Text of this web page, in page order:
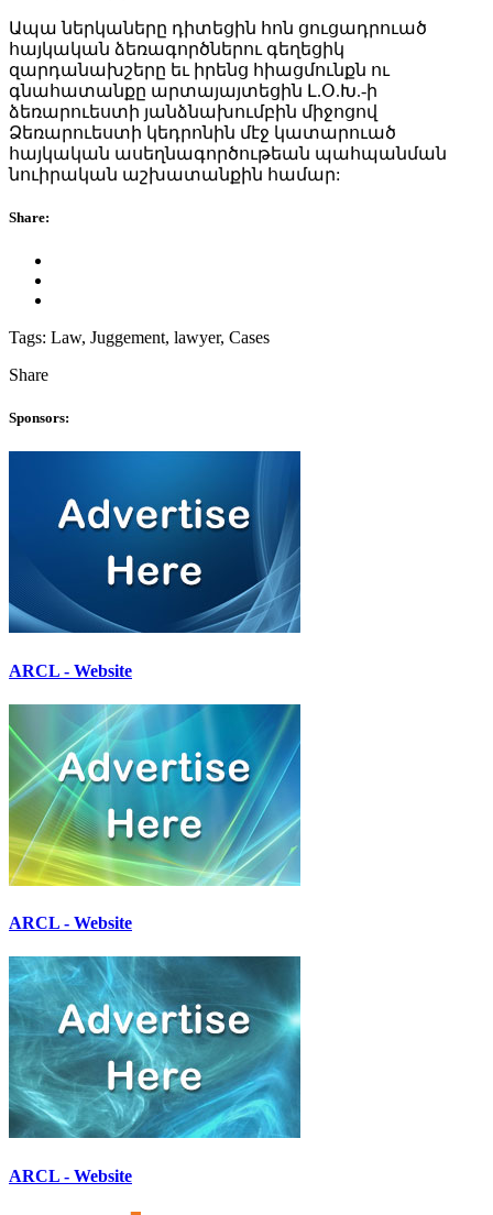
Ապա ներկաները դիտեցին հոն ցուցադրուած
հայկական ձեռագործներու գեղեցիկ
զարդանախշերը եւ իրենց հիացմունքն ու
գնահատանքը արտայայտեցին Լ.Օ.Խ.-ի
ձեռարուեստի յանձնախումբին միջոցով
Ձեռարուեստի կեդրոնին մէջ կատարուած
հայկական ասեղնագործութեան պահպանման
նուիրական աշխատանքին համար:
Share:
Tags: Law, Juggement, lawyer, Cases
Share
Sponsors:
ARCL - Website
ARCL - Website
ARCL - Website